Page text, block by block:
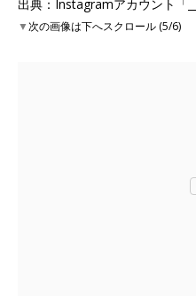
出典：Instagramアカウント「
▼次の画像は下へスクロール (5/6)